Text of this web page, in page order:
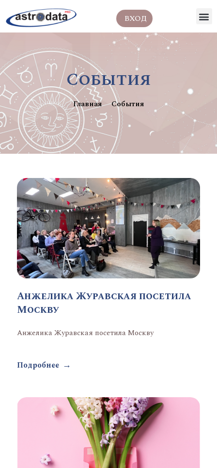
ВХОД
События
Главная События
Анжелика Журавская посетила
Москву
Анжелика Журавская посетила Москву
Подробнее